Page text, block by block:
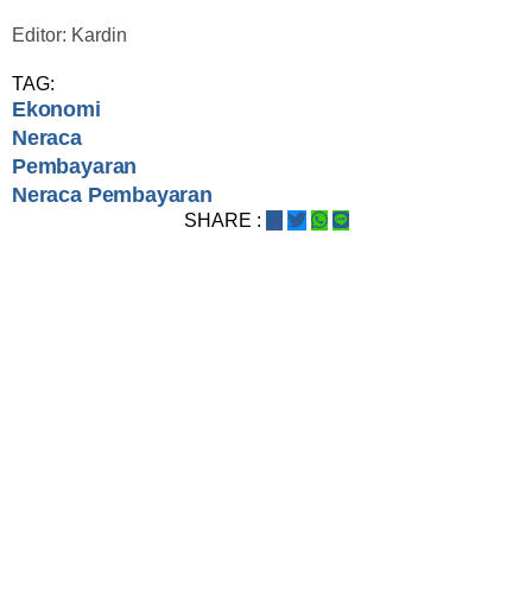
Editor: Kardin
TAG:
Ekonomi
Neraca
Pembayaran
Neraca Pembayaran
SHARE :